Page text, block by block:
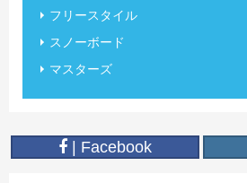
フリースタイル
スノーボード
マスターズ
| Facebook